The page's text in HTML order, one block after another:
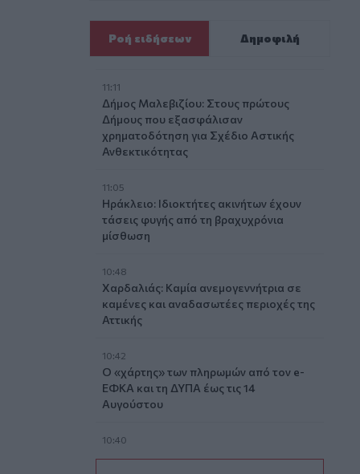
Ροή ειδήσεων Δημοφιλή
11:11
Δήμος Μαλεβιζίου: Στους πρώτους
Δήμους που εξασφάλισαν
χρηματοδότηση για Σχέδιο Αστικής
Ανθεκτικότητας
11:05
Ηράκλειο: Ιδιοκτήτες ακινήτων έχουν
τάσεις φυγής από τη βραχυχρόνια
μίσθωση
10:48
Χαρδαλιάς: Καμία ανεμογεννήτρια σε
καμένες και αναδασωτέες περιοχές της
Αττικής
10:42
Ο «χάρτης» των πληρωμών από τον e-
ΕΦΚΑ και τη ΔΥΠΑ έως τις 14
Αυγούστου
10:40
Γαύδος: Επιχείρηση διάσωσης 31χρονης